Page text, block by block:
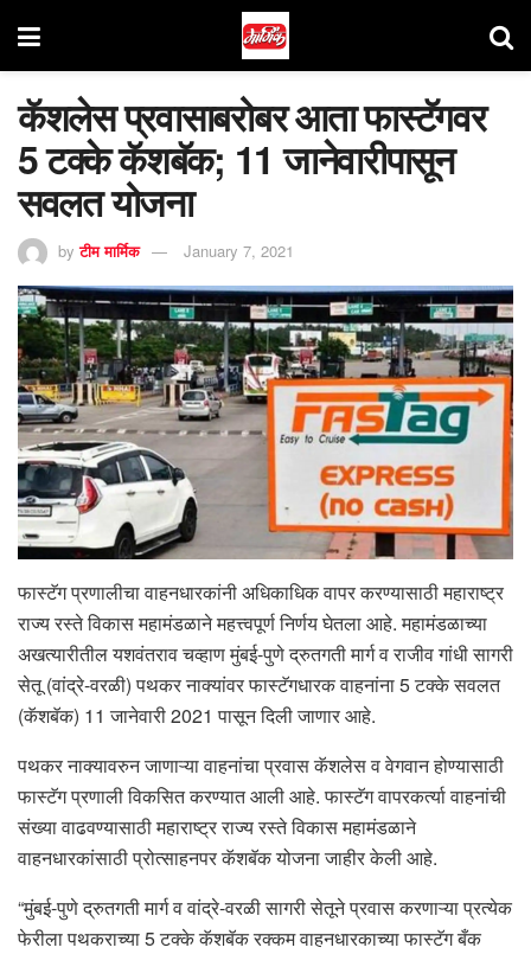
कॅशलेस प्रवासाबरोबर आता फास्टॅगवर
5 टक्के कॅशबॅक; 11 जानेवारीपासून
सवलत योजना
by टीम मार्मिक January 7, 2021
फास्टॅग प्रणालीचा वाहनधारकांनी अधिकाधिक वापर करण्यासाठी महाराष्ट्र
राज्य रस्ते विकास महामंडळाने महत्त्वपूर्ण निर्णय घेतला आहे. महामंडळाच्या
अखत्यारीतील यशवंतराव चव्हाण मुंबई-पुणे द्रुतगती मार्ग व राजीव गांधी सागरी
सेतू (वांद्रे-वरळी) पथकर नाक्यांवर फास्टॅगधारक वाहनांना 5 टक्के सवलत
(कॅशबॅक) 11 जानेवारी 2021 पासून दिली जाणार आहे.
पथकर नाक्यावरुन जाणाऱ्या वाहनांचा प्रवास कॅशलेस व वेगवान होण्यासाठी
फास्टॅग प्रणाली विकसित करण्यात आली आहे. फास्टॅग वापरकर्त्या वाहनांची
संख्या वाढवण्यासाठी महाराष्ट्र राज्य रस्ते विकास महामंडळाने
वाहनधारकांसाठी प्रोत्साहनपर कॅशबॅक योजना जाहीर केली आहे.
“मुंबई-पुणे द्रुतगती मार्ग व वांद्रे-वरळी सागरी सेतूने प्रवास करणाऱ्या प्रत्येक
फेरीला पथकराच्या 5 टक्के कॅशबॅक रक्कम वाहनधारकाच्या फास्टॅग बँक